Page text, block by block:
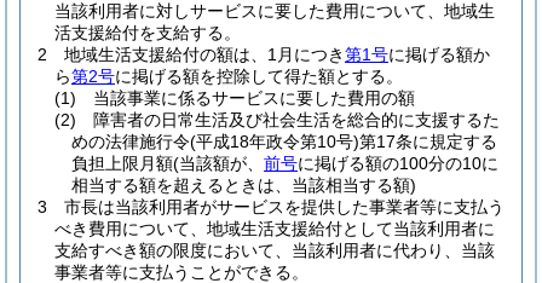
当該利用者に対しサービスに要した費用について、地域生
活支援給付を支給する。
2
地域生活支援給付の額は、1月につき第1号に掲げる額か
ら第2号に掲げる額を控除して得た額とする。
(1)
当該事業に係るサービスに要した費用の額
(2)
障害者の日常生活及び社会生活を総合的に支援するた
めの法律施行令(平成18年政令第10号)第17条に規定する
負担上限月額(当該額が、 前号に掲げる額の100分の10に
相当する額を超えるときは、当該相当する額)
3
市長は当該利用者がサービスを提供した事業者等に支払う
べき費用について、地域生活支援給付として当該利用者に
支給すべき額の限度において、当該利用者に代わり、当該
事業者等に支払うことができる。